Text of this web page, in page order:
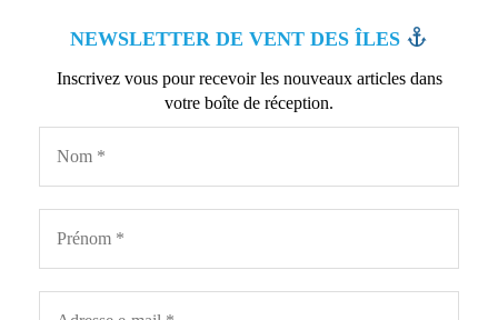
NEWSLETTER DE VENT DES ÎLES
Inscrivez vous pour recevoir les nouveaux articles dans
votre boîte de réception.